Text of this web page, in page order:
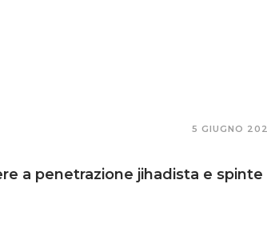
5 GIUGNO
a penetrazione jihadista e